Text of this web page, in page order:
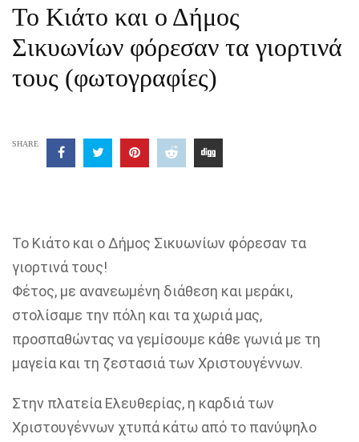
Το Κιάτο και ο Δήμος
Σικυωνίων φόρεσαν τα γιορτινά
τους (φωτογραφίες)
SHARE
Το Κιάτο και ο Δήμος Σικυωνίων φόρεσαν τα
γιορτινά τους!
Φέτος, με ανανεωμένη διάθεση και μεράκι,
στολίσαμε την πόλη και τα χωριά μας,
προσπαθώντας να γεμίσουμε κάθε γωνιά με τη
μαγεία και τη ζεστασιά των Χριστουγέννων.
Στην πλατεία Ελευθερίας, η καρδιά των
Χριστουγέννων χτυπά κάτω από το πανύψηλο